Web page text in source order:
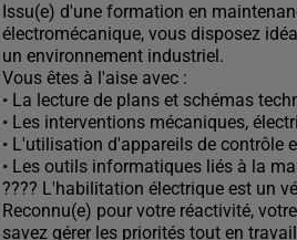
Issu(e) d'une formation en
électromécanique, vous disposez
un environnement industriel.
Vous êtes à l'aise avec :
• La lecture de plans et schémas
• Les interventions mécaniques,
• L'utilisation d'appareils de contrôle
• Les outils informatiques liés à la
????️ L'habilitation électrique est un
Reconnu(e) pour votre réactivité,
savez gérer les priorités tout en